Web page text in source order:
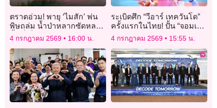
ตราดอ่วม! พายุ ‘ไมสัก’ พ่น
พิษถล่ม น้ำป่าหลากซัดหลาย
พื้นที่-สั่งเฝ้าระวังด่วน
4 กรกฎาคม 2569 16:00 น.
ระเบิดศึก “วีอาร์ เทควันโด”
ครั้งแรกในไทย! ปั้น “จอมเตะ
ไทย” ปูทางไปสู่ระดับโลก
4 กรกฎาคม 2569 15:55 น.